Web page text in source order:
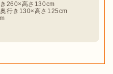
260×高さ130cm
行き130×高さ125cm